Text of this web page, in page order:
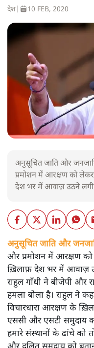
देश 10 FEB, 2020
अनुसूचित जाति और
प्रमोशन में आरक्षण को
देश भर में आवाज़ उठने लगी
अनुसूचित जाति और
और प्रमोशन में आरक्षण
ख़िलाफ़ देश भर में आवाज़
राहुल गाँधी ने बीजेपी और
हमला बोला है। राहुल ने
विचारधारा आरक्षण के
एससी और एसटी समुदाय
हमारे संस्थानों के ढांचे को